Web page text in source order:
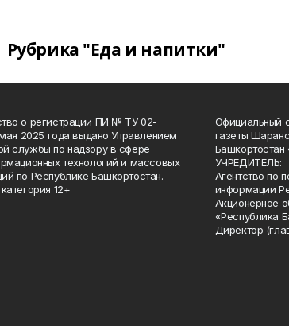
Рубрика "Еда и напитки"
о регистрации ПИ № ТУ 02-
2025 года выдано Управлением
службы по надзору в сфере
технологий и массовых
по Республике Башкортостан.
12+
Официальный
газеты
УЧРЕДИТЕЛЬ:
Агентство по
информации
Акционерное
«Республика
Директор